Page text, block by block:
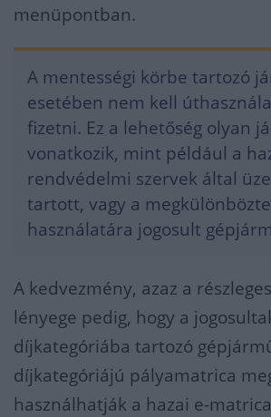
menüpontban.
A mentességi körbe tartozó
esetében nem kell
fizetni. Ez a lehetőség olyan
vonatkozik, mint például a
rendvédelmi szervek által
tartott, vagy a
használatára jogosult
A kedvezmény, azaz a
lényege pedig, hogy a
díjkategóriába tartozó
díjkategóriájú pályamatrica
használhatják a hazai e-